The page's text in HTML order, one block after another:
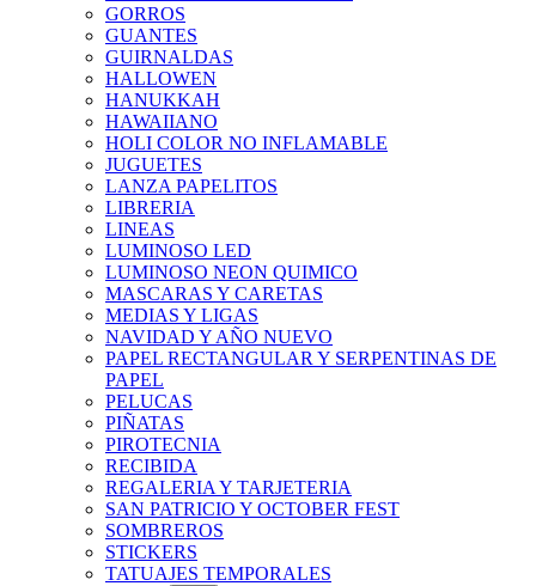
GORROS
GUANTES
GUIRNALDAS
HALLOWEN
HANUKKAH
HAWAIIANO
HOLI COLOR NO INFLAMABLE
JUGUETES
LANZA PAPELITOS
LIBRERIA
LINEAS
LUMINOSO LED
LUMINOSO NEON QUIMICO
MASCARAS Y CARETAS
MEDIAS Y LIGAS
NAVIDAD Y AÑO NUEVO
PAPEL RECTANGULAR Y SERPENTINAS DE
PAPEL
PELUCAS
PIÑATAS
PIROTECNIA
RECIBIDA
REGALERIA Y TARJETERIA
SAN PATRICIO Y OCTOBER FEST
SOMBREROS
STICKERS
TATUAJES TEMPORALES